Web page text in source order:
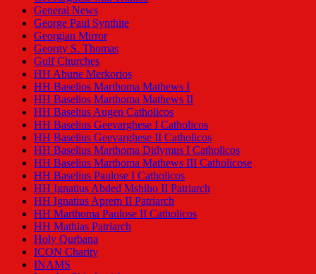
General News
George Paul Synthite
Georgian Mirror
Georgy S. Thomas
Gulf Churches
HH Abune Merkorios
HH Baselios Marthoma Mathews I
HH Baselios Marthoma Mathews II
HH Baselius Augen Catholicos
HH Baselius Geevarghese I Catholicos
HH Baselius Geevarghese II Catholicos
HH Baselius Marthoma Didymus I Catholicos
HH Baselius Marthoma Mathews III Catholicose
HH Baselius Paulose I Catholicos
HH Ignatius Abded Mshiho II Patriarch
HH Ignatius Aprem II Patriarch
HH Marthoma Paulose II Catholicos
HH Mathias Patriarch
Holy Qurbana
ICON Charity
INAMS